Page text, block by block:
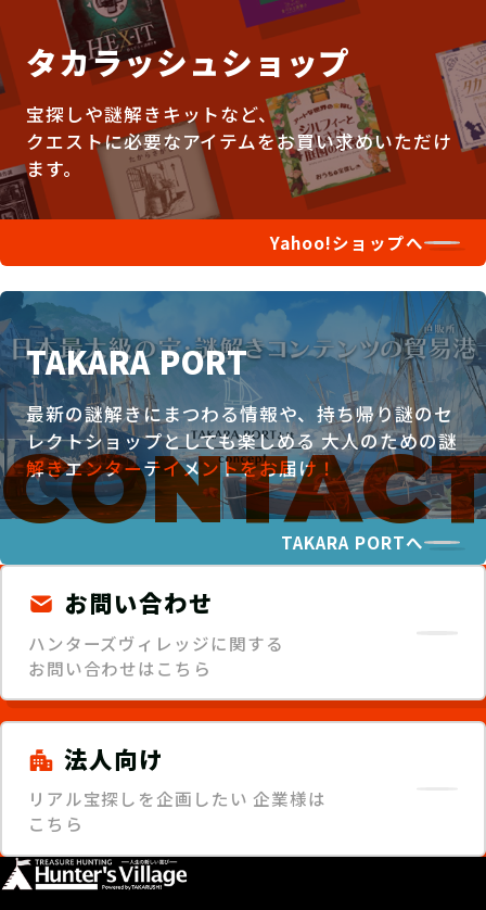
タカラッシュショップ
宝探しや謎解きキットなど、
クエストに必要なアイテムをお買い求めいただけ
ます。
Yahoo!ショップへ
TAKARA PORT
最新の謎解きにまつわる情報や、持ち帰り謎のセ
レクトショップとしても楽しめる大人のための謎
解きエンターテイメントをお届け！
TAKARA PORTへ
お問い合わせ
ハンターズヴィレッジに関する
お問い合わせはこちら
法人向け
リアル宝探しを企画したい 企業様は
こちら